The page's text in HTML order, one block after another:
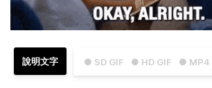
● SD GIF ● HD GIF ● MP4
說明文字